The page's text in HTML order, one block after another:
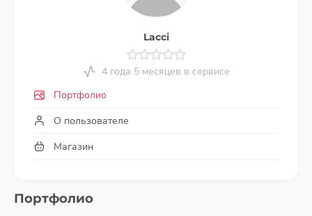
Lacci
4 года 5 месяцев в сервисе
Портфолио
О пользователе
Магазин
Портфолио